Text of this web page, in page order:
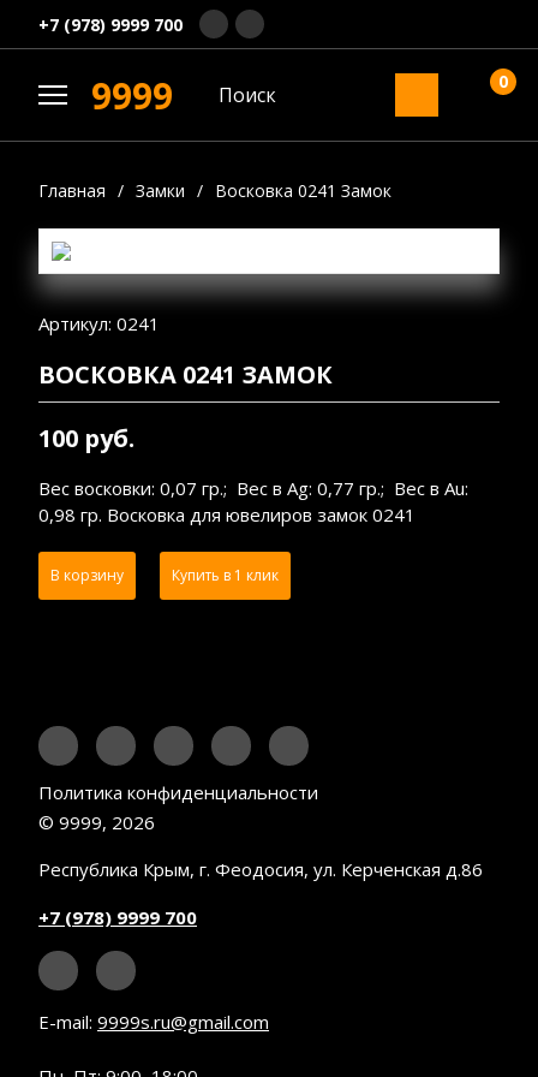
+7 (978) 9999 700
9999 0
Главная / Замки / Восковка 0241 Замок
Артикул: 0241
ВОСКОВКА 0241 ЗАМОК
100 руб.
Вес восковки: 0,07 гр.; Вес в Ag: 0,77 гр.; Вес в Au:
0,98 гр. Восковка для ювелиров замок 0241
В корзину Купить в 1 клик
Политика конфиденциальности
© 9999, 2026
Республика Крым, г. Феодосия, ул. Керченская д.86
+7 (978) 9999 700
E-mail: 9999s.ru@gmail.com